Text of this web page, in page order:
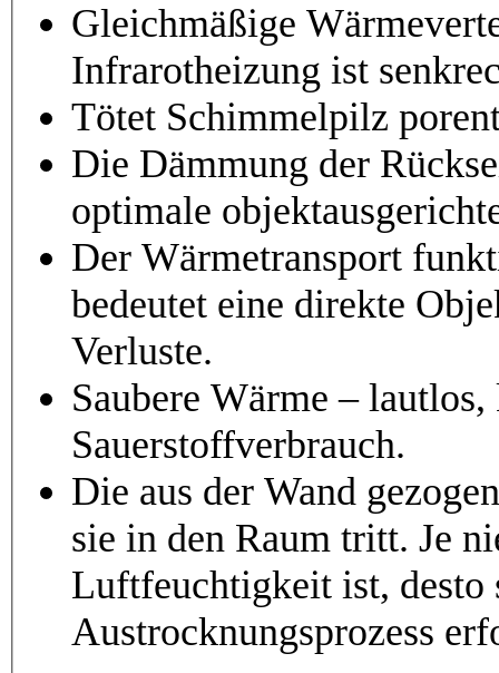
Gleichmäßige
Infrarotheizung ist
Tötet Schimmelpilz
Die Dämmung der
optimale
Der Wärmetransport
bedeutet eine direkte
Verluste.
Saubere Wärme –
Sauerstoffverbrauch.
Die aus der Wand
sie in den Raum tritt. Je
Luftfeuchtigkeit ist, desto
Austrocknungsprozess